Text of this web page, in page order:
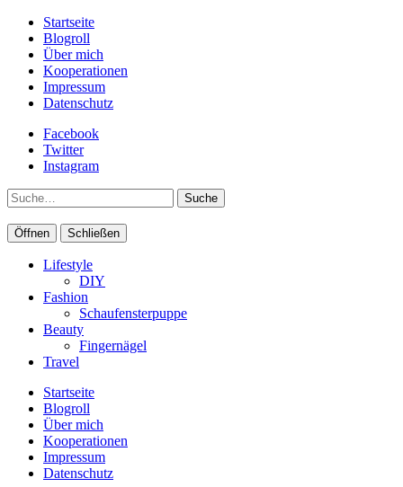
Startseite
Blogroll
Über mich
Kooperationen
Impressum
Datenschutz
Facebook
Twitter
Instagram
Suche
Öffnen Schließen
Lifestyle
DIY
Fashion
Schaufensterpuppe
Beauty
Fingernägel
Travel
Startseite
Blogroll
Über mich
Kooperationen
Impressum
Datenschutz